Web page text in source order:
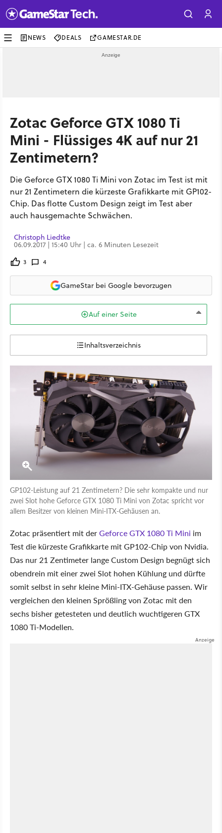
NEWS DEALS GAMESTAR.DE
Zotac Geforce GTX 1080 Ti
Mini - Flüssiges 4K auf nur 21
Zentimetern?
Die Geforce GTX 1080 Ti Mini von Zotac im Test ist mit
nur 21 Zentimetern die kürzeste Grafikkarte mit GP102-
Chip. Das flotte Custom Design zeigt im Test aber
auch hausgemachte Schwächen.
Christoph Liedtke
06.09.2017 | 15:40 Uhr | ca. 6 Minuten Lesezeit
3 4
GameStar bei Google bevorzugen
Auf einer Seite
Inhaltsverzeichnis
GP102-Leistung auf 21 Zentimetern? Die sehr kompakte und nur
zwei Slot hohe Geforce GTX 1080 Ti Mini von Zotac spricht vor
allem Besitzer von kleinen Mini-ITX-Gehäusen an.
Zotac präsentiert mit derGeforce GTX 1080 Ti Mini im
Test die kürzeste Grafikkarte mit GP102-Chip von Nvidia.
Das nur 21 Zentimeter lange Custom Design begnügt sich
obendrein mit einer zwei Slot hohen Kühlung und dürfte
somit selbst in sehr kleine Mini-ITX-Gehäuse passen. Wir
vergleichen den kleinen Sprößling von Zotac mit den
sechs bisher getesteten und deutlich wuchtigeren GTX
1080 Ti-Modellen.